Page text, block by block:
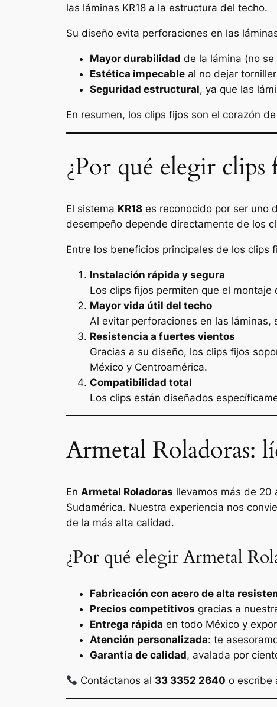
las láminas KR18 a la estructura del techo.
Su diseño evita perforaciones en las
Mayor durabilidad de la lámina (no
Estética impecable al no dejar
Seguridad estructural, ya que las
En resumen, los clips fijos son el corazón
¿Por qué elegir clips
El sistema KR18 es reconocido por ser uno
desempeño depende directamente de los
Entre los beneficios principales de los clips
Instalación rápida y segura
Los clips fijos permiten que el
Mayor vida útil del techo
Al evitar perforaciones en las
Resistencia a fuertes vientos
Gracias a su diseño, los clips fijos
México y Centroamérica.
Compatibilidad total
Los clips están diseñados
Armetal Roladoras:
En Armetal Roladoras llevamos más de 20
Sudamérica. Nuestra experiencia nos
de la más alta calidad.
¿Por qué elegir Armetal
Fabricación con acero de alta
Precios competitivos gracias a
Entrega rápida en todo México y
Atención personalizada: te
Garantía de calidad, avalada por
Contáctanos al 33 3352 2640 o escribe